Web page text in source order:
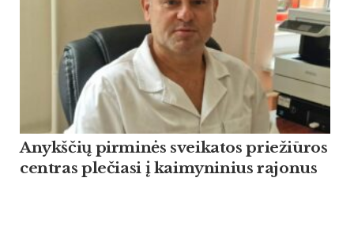
Anykščių pirminės sveikatos priežiūros
centras plečiasi į kaimyninius rajonus